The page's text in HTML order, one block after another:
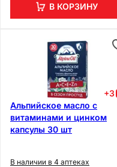
В КОРЗИНУ
+3
Альпийское масло с
витаминами и цинком
капсулы 30 шт
В наличии в 4 аптеках